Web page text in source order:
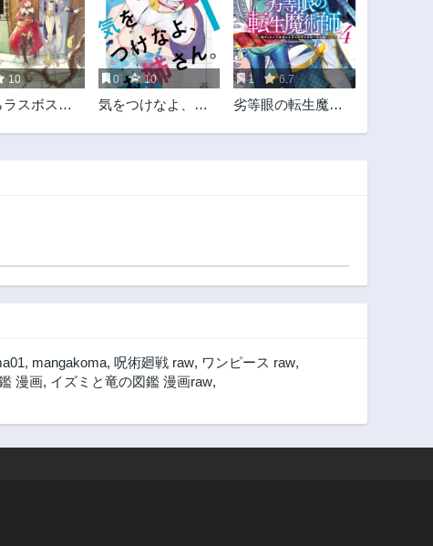
10
ラスボス魔
0 10
気をつけなよ、お
1 6.7
劣等眼の転生魔術
を余裕で生き抜く
, mangakoma, 呪術廻戦 raw, ワンピース raw,
漫画, イズミと竜の図鑑 漫画raw,